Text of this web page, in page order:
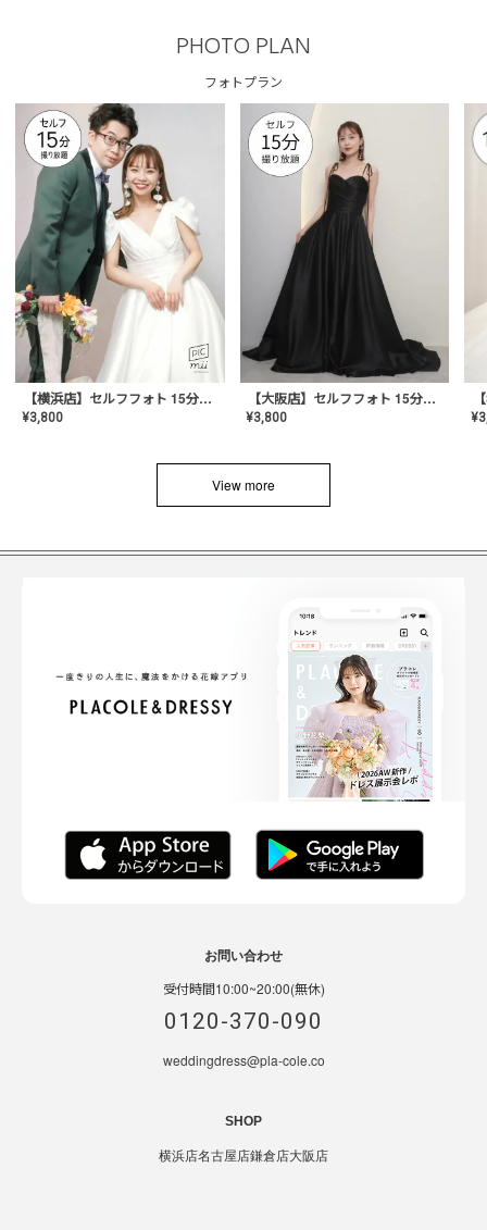
PHOTO PLAN
フォトプラン
【横浜店】セルフフォト 15分撮り放題プラン
¥3,800
【大阪店】セルフフォト 15分撮り放題プラン
¥3,800 ¥
View more
お問い合わせ
受付時間10:00~20:00(無休)
0120-370-090
weddingdress@pla-cole.co
SHOP
横浜店名古屋店鎌倉店大阪店